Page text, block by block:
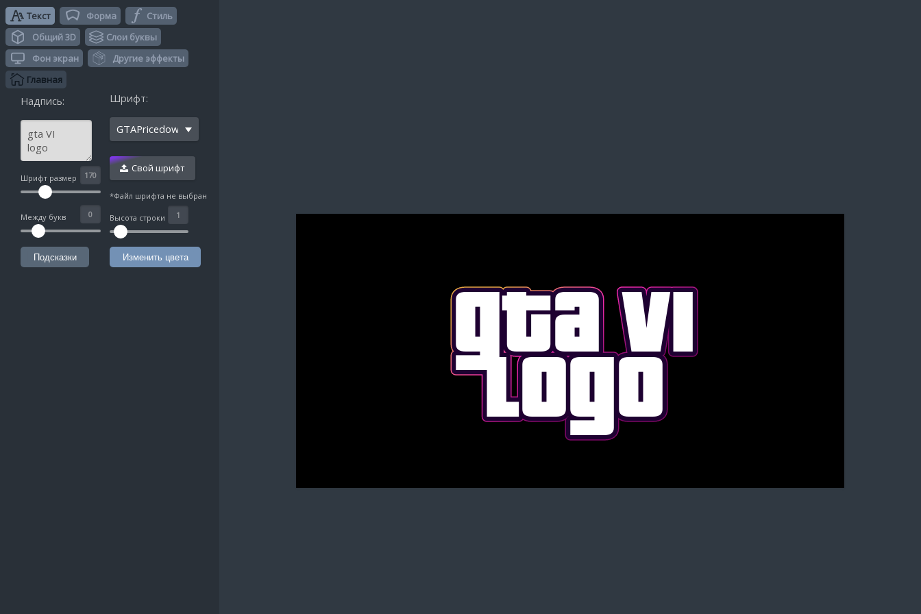
Текст Форма
Стиль
Общий 3D
Слои буквы
Фон экран
Другие эффекты
Главная
Надпись:
Шрифт размер
Между букв
Подсказки
Шрифт:
GTAPricedown
^ Свой шрифт
*Файл шрифта не выбран
Высота строки
Изменить цвета